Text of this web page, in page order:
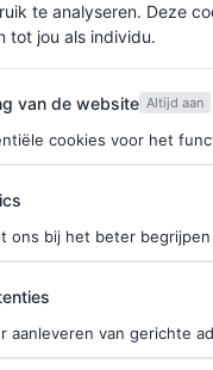
hier in voor de
Psycho-
is, bevestigt
altijd in de juiste
gebruik in kleine
te analyseren. Deze
tot jou als individu.
de website
van de website Altijd aan
cookies voor het
ons bij het beter
aanleveren van gerichte